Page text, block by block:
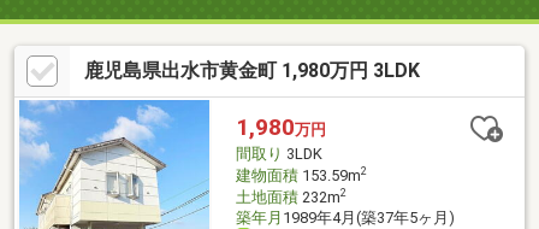
鹿児島県出水市黄金町 1,980万円 3LDK
1,980万円
間取り 3LDK
建物面積153.59m2
土地面積232m2
築年月 1989年4月(築37年5ヶ月)